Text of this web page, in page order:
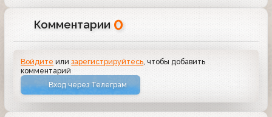
Комментарии 0
Войдите илизарегистрируйтесь, чтобы добавить
комментарий
Вход через Телеграм